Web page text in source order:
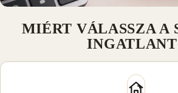
MIÉRT VÁLASSZA A